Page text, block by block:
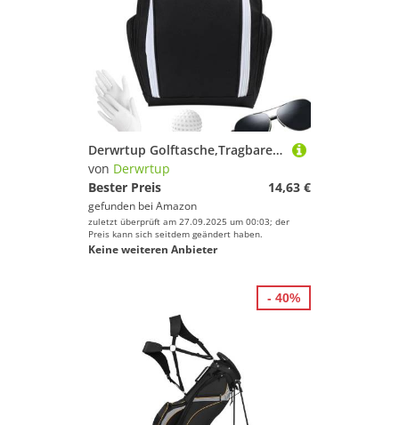
Derwrtup Golftasche,Tragbarer Golf Sportschuh Halter Beutel | Atmungsaktive Aufbewahrung Für Outdoor Fitness Reise Golfplatz Spindbereich
von Derwrtup
Bester Preis
14,63 €
gefunden bei Amazon
zuletzt überprüft am 27.09.2025 um 00:03; der
Preis kann sich seitdem geändert haben.
Keine weiteren Anbieter
- 40%